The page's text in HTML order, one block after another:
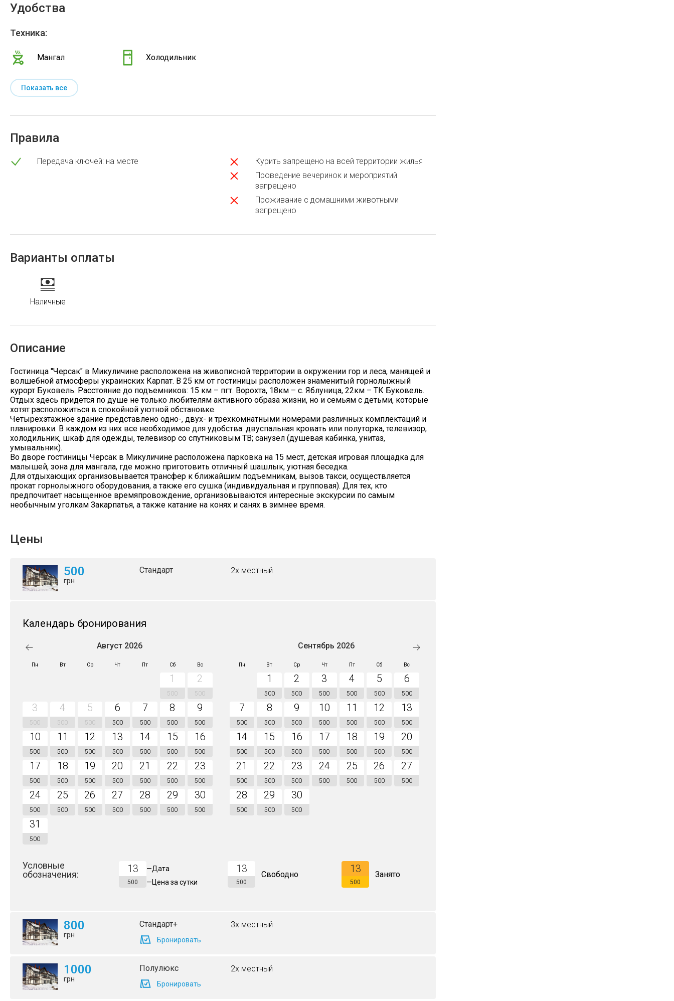
Удобства
Техника:
Мангал Холодильник
Показать все
Правила
Передача ключей: на месте
Курить запрещено на всей территории жилья
Проведение вечеринок и мероприятий
запрещено
Проживание с домашними животными
запрещено
Варианты оплаты
Наличные
Описание
Гостиница "Черсак" в Микуличине расположена на живописной территории в окружении гор и леса, манящей и
волшебной атмосферы украинских Карпат. В 25 км от гостиницы расположен знаменитый горнолыжный
курорт Буковель. Расстояние до подъемников: 15 км – пгт. Ворохта, 18км – с. Яблуница, 22км – ТК Буковель.
Отдых здесь придется по душе не только любителям активного образа жизни, но и семьям с детьми, которые
хотят расположиться в спокойной уютной обстановке.
Четырехэтажное здание представлено одно-, двух- и трехкомнатными номерами различных комплектаций и
планировки. В каждом из них все необходимое для удобства: двуспальная кровать или полуторка, телевизор,
холодильник, шкаф для одежды, телевизор со спутниковым ТВ; санузел (душевая кабинка, унитаз,
умывальник).
Во дворе гостиницы Черсак в Микуличине расположена парковка на 15 мест, детская игровая площадка для
малышей, зона для мангала, где можно приготовить отличный шашлык, уютная беседка.
Для отдыхающих организовывается трансфер к ближайшим подъемникам, вызов такси, осуществляется
прокат горнолыжного оборудования, а также его сушка (индивидуальная и групповая). Для тех, кто
предпочитает насыщенное времяпровождение, организовываются интересные экскурсии по самым
необычным уголкам Закарпатья, а также катание на конях и санях в зимнее время.
Цены
500
грн
Стандарт 2х местный
Календарь бронирования
Август 2026
Пн Вт Ср Чт Пт Сб Вс
1
500
2
500
3
500
4
500
5
500
6
500
7
500
8
500
9
500
10
500
11
500
12
500
13
500
14
500
15
500
16
500
17
500
18
500
19
500
20
500
21
500
22
500
23
500
24
500
25
500
26
500
27
500
28
500
29
500
30
500
31
500
Сентябрь 2026
Пн Вт Ср Чт Пт Сб Вс
1
500
2
500
3
500
4
500
5
500
6
500
7
500
8
500
9
500
10
500
11
500
12
500
13
500
14
500
15
500
16
500
17
500
18
500
19
500
20
500
21
500
22
500
23
500
24
500
25
500
26
500
27
500
28
500
29
500
30
500
Условные
обозначения:
13
500
—Дата
—Цена за сутки
13
500
Свободно 13
500
Занято
800
грн
Стандарт+
Бронировать
3х местный
1000
грн
Полулюкс
Бронировать
2х местный